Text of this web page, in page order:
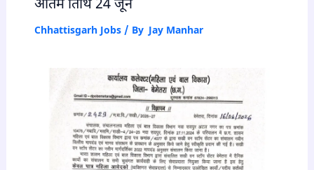
अंतिम तिथि 24 जून
Chhattisgarh Jobs/ By Jay Manhar